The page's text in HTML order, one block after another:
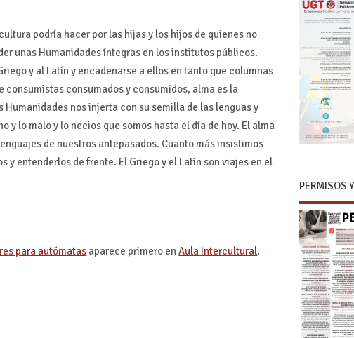
podría hacer por las hijas y los hijos de quienes no
unas Humanidades íntegras en los institutos públicos.
y al Latín y encadenarse a ellos en tanto que columnas
consumados y consumidos, alma es la
nos injerta con su semilla de las lenguas y
y lo malo y lo necios que somos hasta el día de hoy. El alma
de nuestros antepasados. Cuanto más insistimos
entenderlos de frente. El Griego y el Latín son viajes en el
para autómatas aparece primero enAula Intercultural.
PERMISOS